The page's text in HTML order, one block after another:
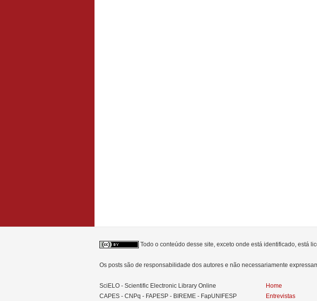
Todo o conteúdo desse site, exceto onde está identificado, está
Os posts são de responsabilidade dos autores e não necessariamente
SciELO - Scientific Electronic Library Online
CAPES - CNPq - FAPESP - BIREME - FapUNIFESP
Home
Entrevistas